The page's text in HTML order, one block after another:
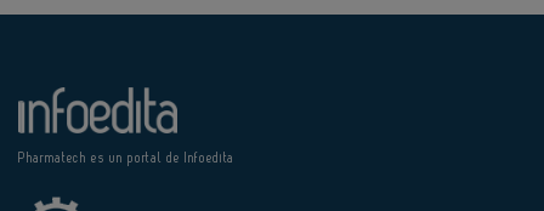
Pharmatech es un portal de Infoedita